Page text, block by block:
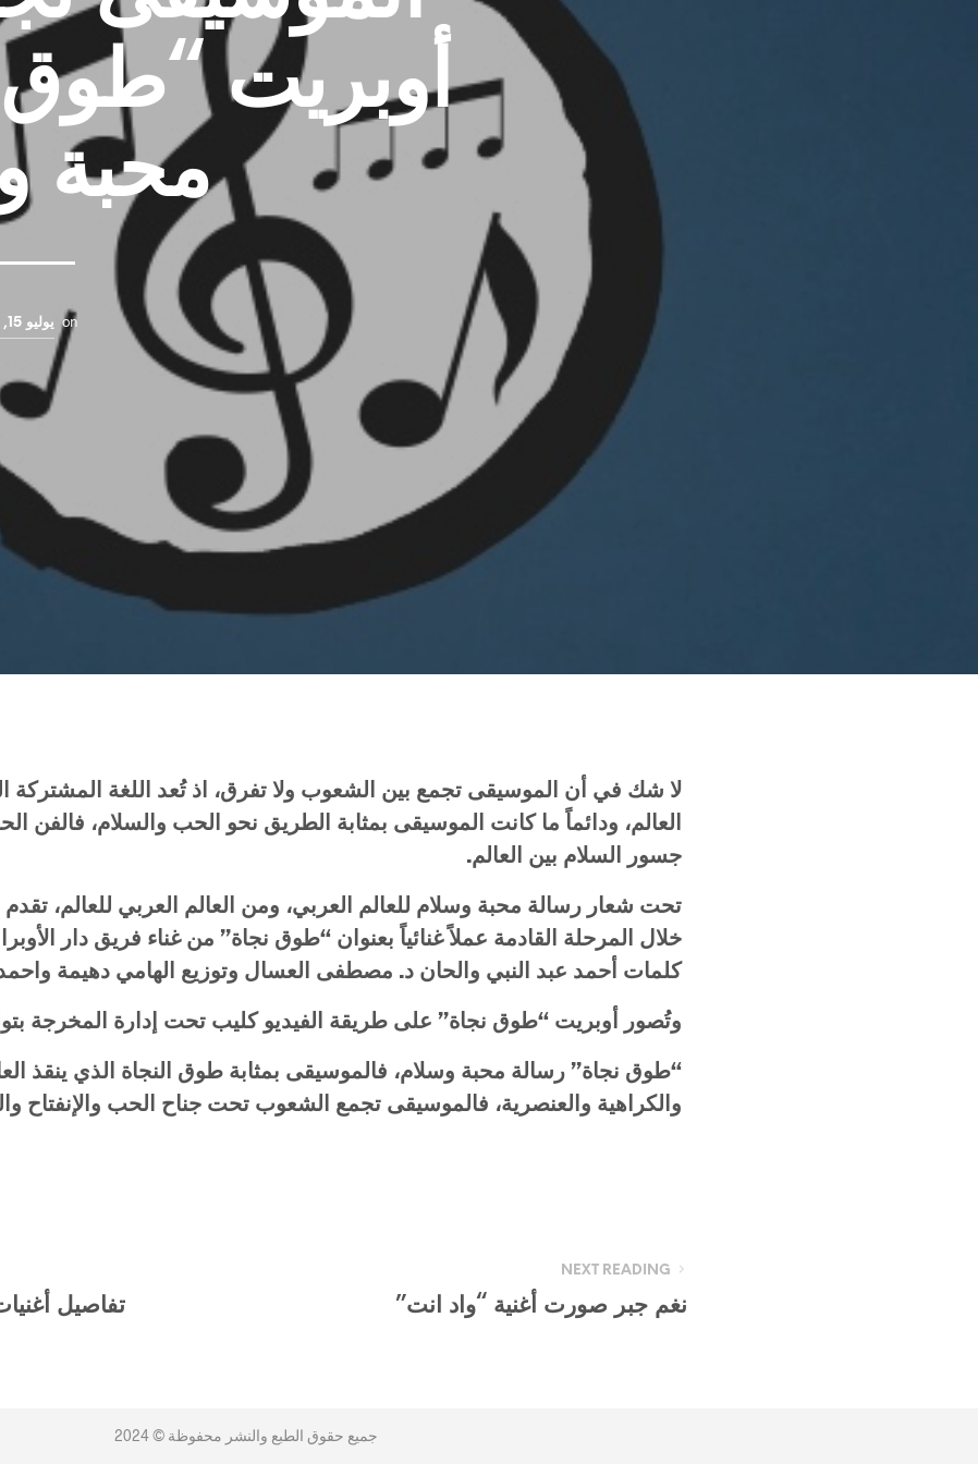
أوبريت “طوق
محبة
on يوليو 15, 2023
لا شك في أن الموسيقى تجمع بين الشعوب ولا تفرق، اذ تُعد اللغة المشتركة
العالم، ودائماً ما كانت الموسيقى بمثابة الطريق نحو الحب والسلام، فالفن
جسور السلام بين العالم.
تحت شعار رسالة محبة وسلام للعالم العربي، ومن العالم العربي للعالم، تقدم
خلال المرحلة القادمة عملاً غنائياً بعنوان “طوق نجاة” من غناء فريق دار
كلمات أحمد عبد النبي والحان د. مصطفى العسال وتوزيع الهامي دهيمة
وتُصور أوبريت “طوق نجاة” على طريقة الفيديو كليب تحت إدارة المخرجة
“طوق نجاة” رسالة محبة وسلام، فالموسيقى بمثابة طوق النجاة الذي ينقذ
والكراهية والعنصرية، فالموسيقى تجمع الشعوب تحت جناح الحب والإنفتاح
تفاصيل
NEXT READING
نغم جبر صورت أغنية “واد انت”
جميع حقوق الطبع والنشر محفوظة © 2024